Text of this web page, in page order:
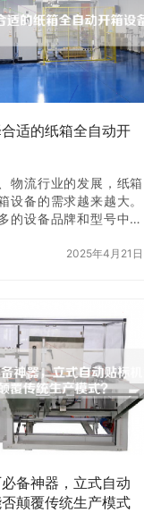
很大。国际知名品牌的
价格相对较高，而国内
则相对较低。 2. 规格：
的规格不同，价格也会
一般来说，规格越大的
价格越高。 3. 功能：不
适的纸箱全自动开
物流行业的发展，纸箱
设备的需求越来越大。
的设备品牌和型号中，
临的难题。本文将从设
箱设备。 一、设备性能
选择纸箱全自动开箱设
素。首先要考虑的是设
度和开箱的精度。开箱
设备的生产效率，而开
决定了设备的稳定性和
次，还要考虑设备的稳
性。设备的稳定性直接
的生产效率和产品质
2025年4月21日
备神器，立式自动
颠覆传统生产模式